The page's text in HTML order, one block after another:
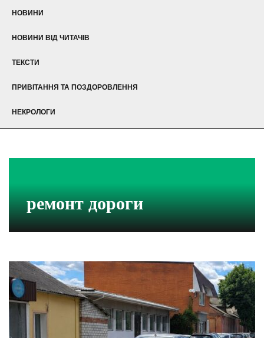
НОВИНИ
НОВИНИ ВІД ЧИТАЧІВ
ТЕКСТИ
ПРИВІТАННЯ ТА ПОЗДОРОВЛЕННЯ
НЕКРОЛОГИ
ремонт дороги